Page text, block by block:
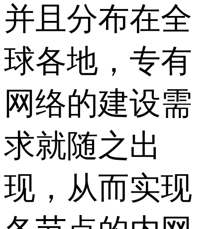
并且分布在全
球各地，专有
网络的建设需
求就随之出
现，从而实现